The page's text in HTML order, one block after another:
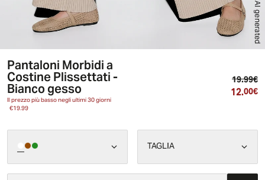
AI generated
Pantaloni Morbidi a
Costine Plissettati -
Bianco gesso
Il prezzo più basso negli ultimi 30 giorni
€19.99
19.99€
12.00€
TAGLIA